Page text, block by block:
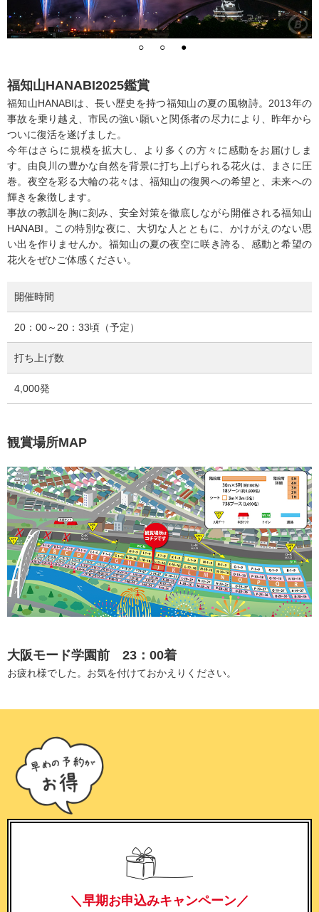
福知山HANABI2025鑑賞
福知山HANABIは、長い歴史を持つ福知山の夏の風物詩。2013年の
事故を乗り越え、市民の強い願いと関係者の尽力により、昨年から
ついに復活を遂げました。
今年はさらに規模を拡大し、より多くの方々に感動をお届けしま
す。由良川の豊かな自然を背景に打ち上げられる花火は、まさに圧
巻。夜空を彩る大輪の花々は、福知山の復興への希望と、未来への
輝きを象徴します。
事故の教訓を胸に刻み、安全対策を徹底しながら開催される福知山
HANABI。この特別な夜に、大切な人とともに、かけがえのない思
い出を作りませんか。福知山の夏の夜空に咲き誇る、感動と希望の
花火をぜひご体感ください。
開催時間
20：00～20：33頃（予定）
打ち上げ数
4,000発
観賞場所MAP
大阪モード学園前 23：00着
お疲れ様でした。お気を付けておかえりください。
＼早期お申込みキャンペーン／